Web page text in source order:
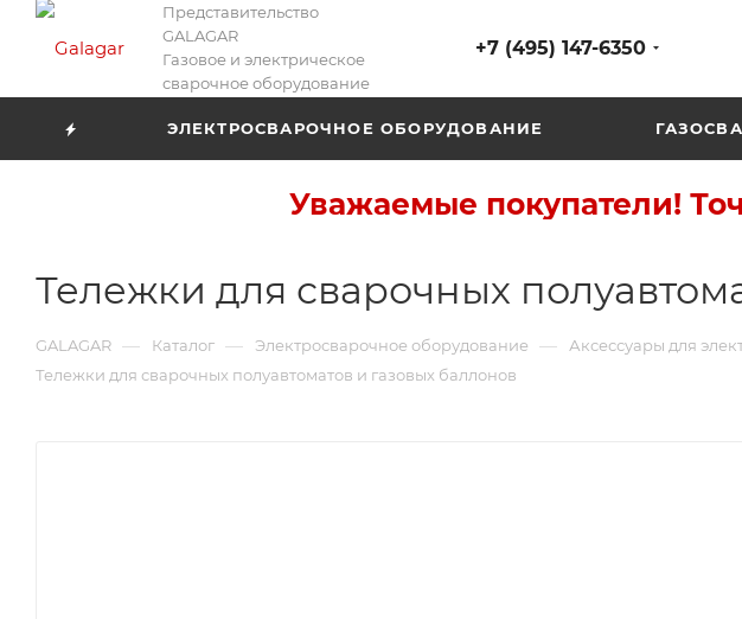
Представительство
GALAGAR
Газовое и электрическое
сварочное оборудование
+7 (495) 147-6350
ЭЛЕКТРОСВАРОЧНОЕ ОБОРУДОВАНИЕ
Уважаемые покупатели!
Тележки для сварочных
GALAGAR — Каталог — Электросварочное оборудование — Аксессуары для
Тележки для сварочных полуавтоматов и газовых баллонов